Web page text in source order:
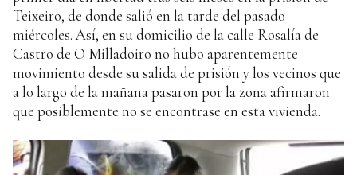
Teixeiro, de donde salió en la tarde del pasado
miércoles. Así, en su domicilio de la calle Rosalía de
Castro de O Milladoiro no hubo aparentemente
movimiento desde su salida de prisión y los vecinos que
a lo largo de la mañana pasaron por la zona afirmaron
que posiblemente no se encontrase en esta vivienda.